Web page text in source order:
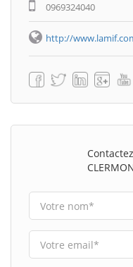
0969324040
http://